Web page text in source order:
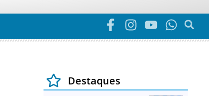
Destaques